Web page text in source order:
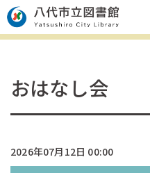
おはなし会
2026年07月12日 00:00